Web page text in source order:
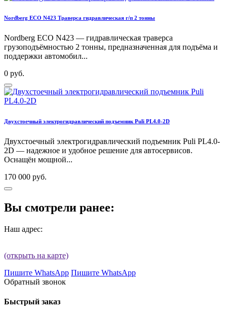
Nordberg ECO N423 Траверса гидравлическая г/п 2 тонны
Nordberg ECO N423 — гидравлическая траверса
грузоподъёмностью 2 тонны, предназначенная для подъёма и
поддержки автомобил...
0 руб.
Двухстоечный электрогидравлический подъемник Puli PL4.0-2D
Двухстоечный электрогидравлический подъемник Puli PL4.0-
2D — надежное и удобное решение для автосервисов.
Оснащён мощной...
170 000 руб.
Вы смотрели ранее:
Наш адрес:
(открыть на карте)
Пишите WhatsApp Пишите WhatsApp
Обратный звонок
Быстрый заказ